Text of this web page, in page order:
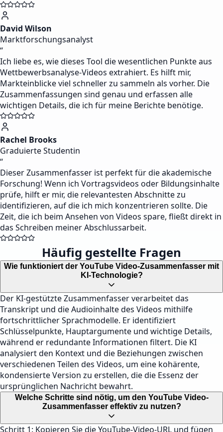
David Wilson
Marktforschungsanalyst
“
Ich liebe es, wie dieses Tool die wesentlichen Punkte aus
Wettbewerbsanalyse-Videos extrahiert. Es hilft mir,
Markteinblicke viel schneller zu sammeln als vorher. Die
Zusammenfassungen sind genau und erfassen alle
wichtigen Details, die ich für meine Berichte benötige.
Rachel Brooks
Graduierte Studentin
“
Dieser Zusammenfasser ist perfekt für die akademische
Forschung! Wenn ich Vortragsvideos oder Bildungsinhalte
prüfe, hilft er mir, die relevantesten Abschnitte zu
identifizieren, auf die ich mich konzentrieren sollte. Die
Zeit, die ich beim Ansehen von Videos spare, fließt direkt in
das Schreiben meiner Abschlussarbeit.
Häufig gestellte Fragen
Wie funktioniert der YouTube Video-Zusammenfasser mit
KI-Technologie?
Der KI-gestützte Zusammenfasser verarbeitet das
Transkript und die Audioinhalte des Videos mithilfe
fortschrittlicher Sprachmodelle. Er identifiziert
Schlüsselpunkte, Hauptargumente und wichtige Details,
während er redundante Informationen filtert. Die KI
analysiert den Kontext und die Beziehungen zwischen
verschiedenen Teilen des Videos, um eine kohärente,
kondensierte Version zu erstellen, die die Essenz der
ursprünglichen Nachricht bewahrt.
Welche Schritte sind nötig, um den YouTube Video-
Zusammenfasser effektiv zu nutzen?
Schritt 1: Kopieren Sie die YouTube-Video-URL und fügen